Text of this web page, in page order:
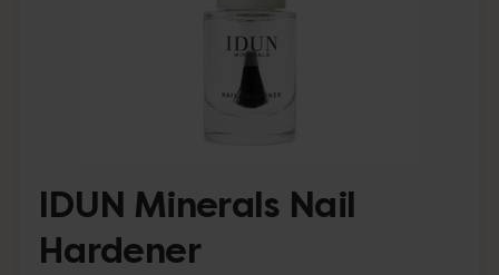
IDUN Minerals Nail
Hardener